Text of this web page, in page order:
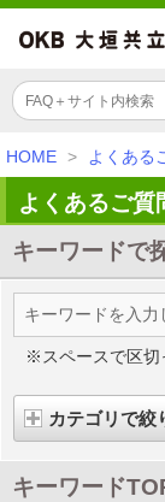
HOME > よくある
よくあるご質
キーワードで
※スペースで区切
カテゴリで絞
キーワード